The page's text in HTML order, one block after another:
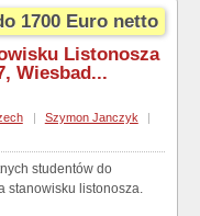
1700 Euro netto
Listonosza
Wiesbad...
| Szymon Janczyk
|
studentów do
stanowisku listonosza.